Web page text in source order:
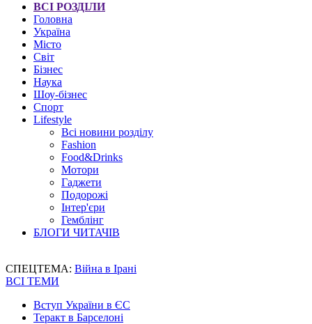
ВСІ РОЗДІЛИ
Головна
Україна
Місто
Світ
Бізнес
Наука
Шоу-бізнес
Спорт
Lifestyle
Всі новини розділу
Fashion
Food&Drinks
Мотори
Гаджети
Подорожі
Інтер'єри
Гемблінг
БЛОГИ ЧИТАЧІВ
СПЕЦТЕМА: Війна в Ірані
ВСІ ТЕМИ
Вступ України в ЄС
Теракт в Барселоні